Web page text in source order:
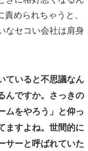
められちゃうと、
なセコい会社は肩身
いると不思議なん
んですか。さっきの
ムをやろう」と仰っ
ますよね。世間的に
サーと呼ばれていた